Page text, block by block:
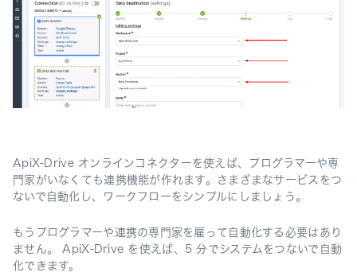
ApiX-Drive オンラインコネクターを使えば、プログラマーや専
門家がいなくても連携機能が作れます。さまざまなサービスをつ
ないで自動化し、ワークフローをシンプルにしましょう。
もうプログラマーや連携の専門家を雇って自動化する必要はあり
ません。 ApiX-Drive を使えば、5 分でシステムをつないで自動
化できます。